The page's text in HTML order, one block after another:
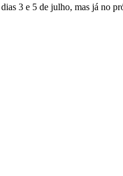
3 e 5 de julho, mas já no